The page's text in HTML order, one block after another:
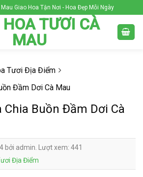
Giao Hoa Tận Nơi - Hoa Đẹp Mỗi Ngày
HOA TƯƠI CÀ
MAU
Tươi Địa Điểm
Đầm Dơi Cà Mau
Buồn Đầm Dơi Cà
bởi admin. Lượt xem: 441
Địa Điểm